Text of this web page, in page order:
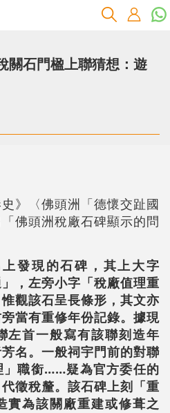
關石門楹上聯猜想：遊
》〈佛頭洲「德懷交趾國
佛頭洲稅廠石碑顯示的問
上發現的石碑，其上大字
，左旁小字「稅廠值理重
觀該石呈長條形，其文亦
當有重修年份記錄。據現
左首一般寫有該聯刻造年
名。一般祠宇門前的對聯
」職銜……疑為官方委任的
徵稅釐。該石碑上刻「重
實為該關廠重建或修葺之